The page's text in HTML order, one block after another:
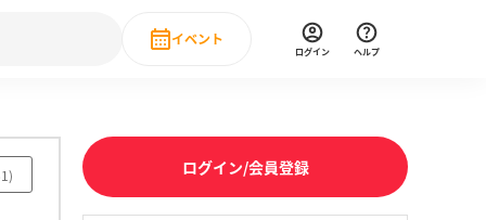
イベント
直近のイベント一覧
ログイン ヘルプ
) ログイン/会員登録